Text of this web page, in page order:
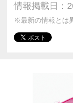
情報掲載日：
※最新の情報とは